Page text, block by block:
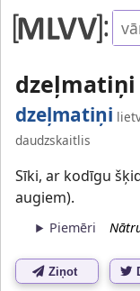
dzeļmatiņi
dzeļmatiņi
daudzskaitlis
Sīki, ar kodīgu
augiem).
Piemēri
Ziņot